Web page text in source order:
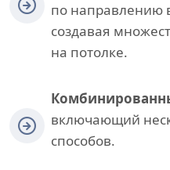
по направлению
создавая
на потолке.
включающий
способов.